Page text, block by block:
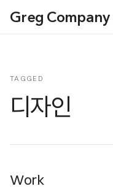
Greg Company
TAGGED
디자인
Work